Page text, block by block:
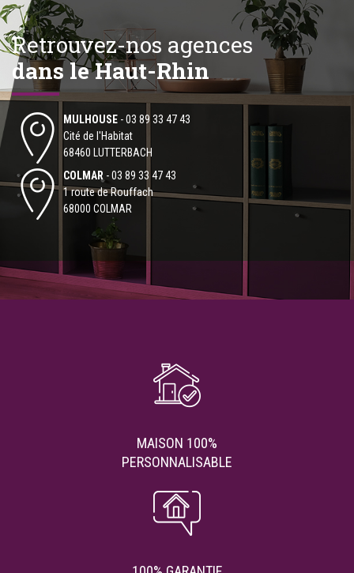
Retrouvez-nos agences
dans le Haut-Rhin
MULHOUSE -03 89 33 47 43
Cité de l'Habitat
68460 LUTTERBACH
COLMAR -03 89 33 47 43
1 route de Rouffach
68000 COLMAR
MAISON 100%
PERSONNALISABLE